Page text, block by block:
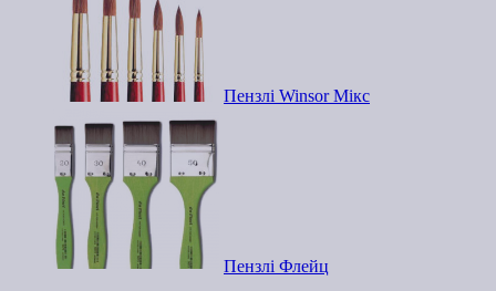
Пензлі Winsor Мікс
Пензлі Флейц